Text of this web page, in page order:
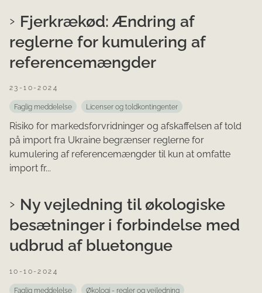
Fjerkrækød: Ændring af
reglerne for kumulering af
referencemængder
23-10-2024
Faglig meddelelse Licenser og toldkontingenter
Risiko for markedsforvridninger og afskaffelsen af told
på import fra Ukraine begrænser reglerne for
kumulering af referencemængder til kun at omfatte
import fr...
Ny vejledning til økologiske
besætninger i forbindelse med
udbrud af bluetongue
10-10-2024
Faglig meddelelse Økologi - regler og vejledning